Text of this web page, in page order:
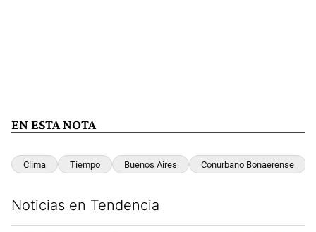
EN ESTA NOTA
Clima Tiempo Buenos Aires Conurbano Bonaerense
Noticias en Tendencia